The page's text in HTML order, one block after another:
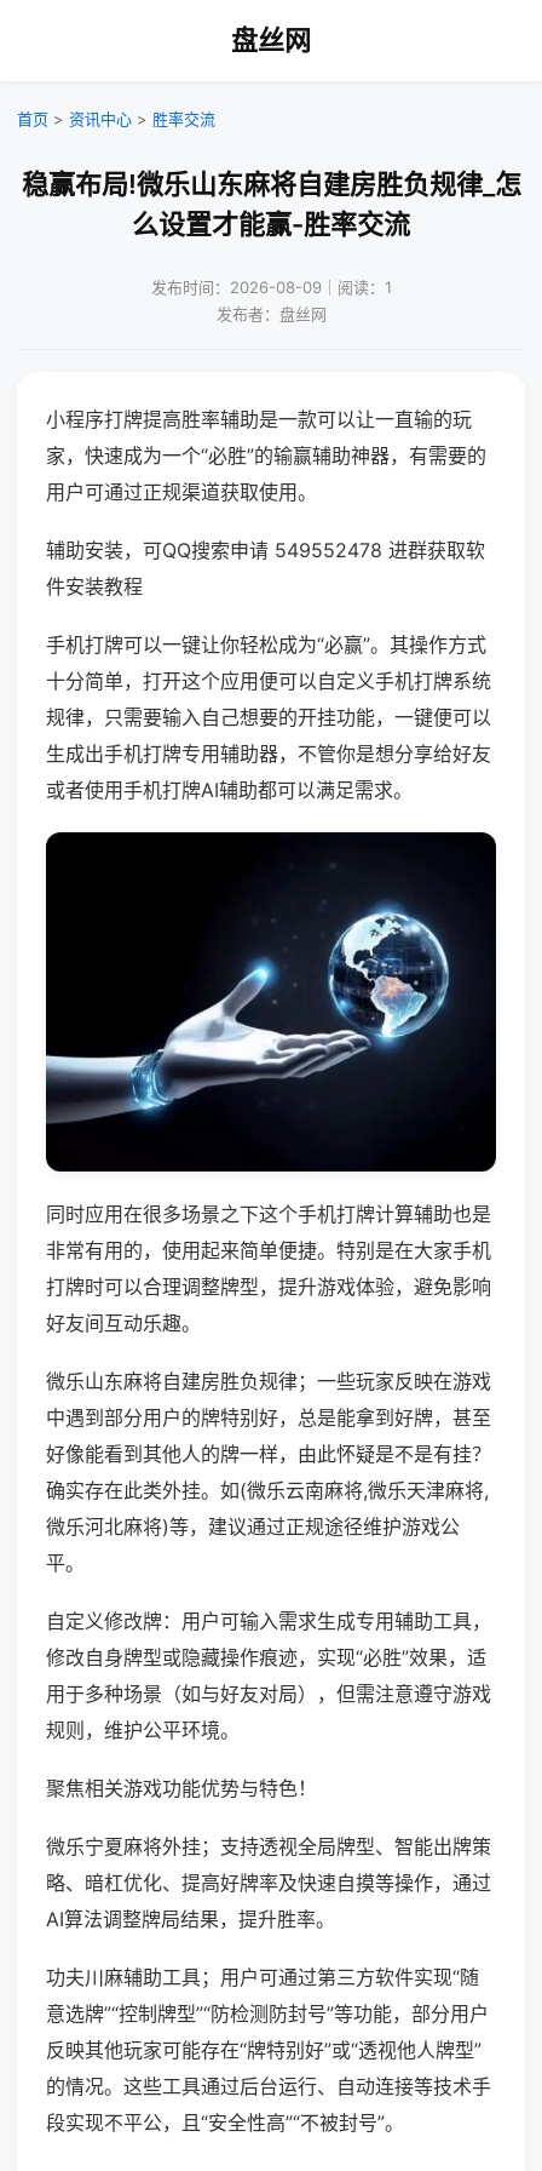
盘丝网
首页 > 资讯中心 > 胜率交流
稳赢布局!微乐山东麻将自建房胜负规律_怎
么设置才能赢-胜率交流
发布时间：2026-08-09｜阅读：1
发布者：盘丝网
小程序打牌提高胜率辅助是一款可以让一直输的玩
家，快速成为一个“必胜”的输赢辅助神器，有需要的
用户可通过正规渠道获取使用。
辅助安装，可QQ搜索申请 549552478 进群获取软
件安装教程
手机打牌可以一键让你轻松成为“必赢”。其操作方式
十分简单，打开这个应用便可以自定义手机打牌系统
规律，只需要输入自己想要的开挂功能，一键便可以
生成出手机打牌专用辅助器，不管你是想分享给好友
或者使用手机打牌AI辅助都可以满足需求。
同时应用在很多场景之下这个手机打牌计算辅助也是
非常有用的，使用起来简单便捷。特别是在大家手机
打牌时可以合理调整牌型，提升游戏体验，避免影响
好友间互动乐趣。
微乐山东麻将自建房胜负规律；一些玩家反映在游戏
中遇到部分用户的牌特别好，总是能拿到好牌，甚至
好像能看到其他人的牌一样，由此怀疑是不是有挂？
确实存在此类外挂。如(微乐云南麻将,微乐天津麻将,
微乐河北麻将)等，建议通过正规途径维护游戏公
平。
自定义修改牌：用户可输入需求生成专用辅助工具，
修改自身牌型或隐藏操作痕迹，实现“必胜”效果，适
用于多种场景（如与好友对局），但需注意遵守游戏
规则，维护公平环境。
聚焦相关游戏功能优势与特色！
微乐宁夏麻将外挂；支持透视全局牌型、智能出牌策
略、暗杠优化、提高好牌率及快速自摸等操作，通过
AI算法调整牌局结果，提升胜率。
功夫川麻辅助工具；用户可通过第三方软件实现“随
意选牌”“控制牌型”“防检测防封号”等功能，部分用户
反映其他玩家可能存在“牌特别好”或“透视他人牌型”
的情况。这些工具通过后台运行、自动连接等技术手
段实现不平公，且“安全性高”“不被封号”。